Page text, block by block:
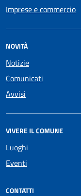
Imprese e commercio
NOVITÀ
Notizie
Comunicati
Avvisi
VIVERE IL COMUNE
Luoghi
Eventi
CONTATTI